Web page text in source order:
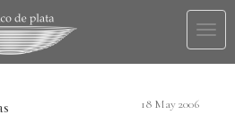
18 May 2006